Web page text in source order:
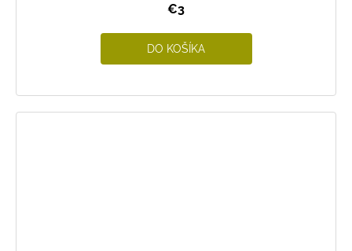
€3
DO KOŠÍKA